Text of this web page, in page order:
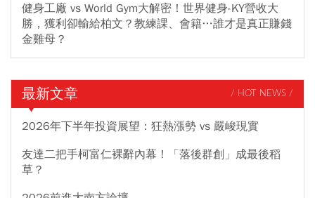
健身工廠 vs World Gym大解密！世界健身-KY營收大
勝，獲利卻輸給柏文？教練課、會籍…誰才是真正賺錢
金雞母？
最新文章 / HOT NEWS /
2026年下半年投資展望：狂熱漲勢 vs 嚴峻現實
友達二把手柯富仁裸辭內幕！「落後群創」成最後稻
草？